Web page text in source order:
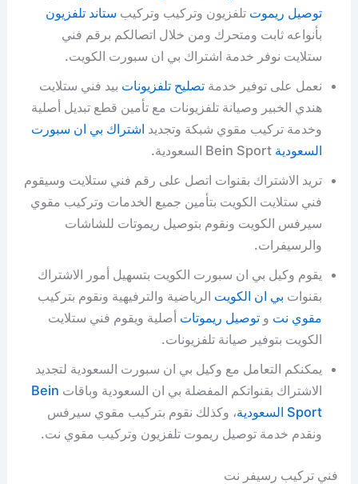
توصيل ريموت تلفزيون وتركيب وتركيب ستاند تلفزيون
بأنواعه ثابت ومتحرك ومن خلال اتصالكم برقم فني
ستلايت نوفر خدمة اشتراك بي ان سبورت الكويت.
نعمل على توفير خدمةتصليح تلفزيونات بيد فني ستلايت
هندي الخبير وصيانة تلفزيونات مع تأمين قطع تبديل أصلية
وخدمة تركيب مقوي شبكة وتجديد اشتراك بي ان سبورت
السعودية Bein Sport السعودية.
تريد الاشتراك بقنوات اتصل على رقم فني ستلايت وسيقوم
فني ستلايت الكويت بتأمين جميع الخدمات وتركيب مقوي
سيرفس الكويت ونقوم بتوصيل ريموتات للشاشات
والرسيفرات.
يقوم وكيل بي ان سبورت الكويت بتسهيل أمور الاشتراك
بقنوات بي ان الكويت الرياضية والترفيهية ونقوم بتركيب
مقوي نت وتوصيل ريموتات أصلية ويقوم فني ستلايت
الكويت بتوفير صيانة تلفزيونات.
يمكنكم التعامل مع وكيل بي ان سبورت السعودية لتجديد
الاشتراك بقنواتكم المفضلة بي ان السعودية وباقات Bein
Sport السعودية
، وكذلك نقوم بتركيب مقوي سيرفس
ونقدم خدمة توصيل ريموت تلفزيون وتركيب مقوي نت.
فني تركيب رسيفر نت